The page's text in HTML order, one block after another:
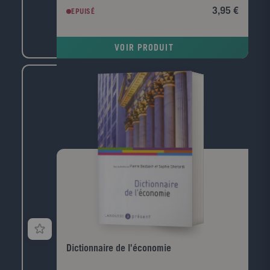
narre la création du monde, relate l'histoire du
Bible a profondément marqué l'humanité dans sa
EPUISÉ 3,95 €
VOIR PRODUIT
Dictionnaire de l'économie